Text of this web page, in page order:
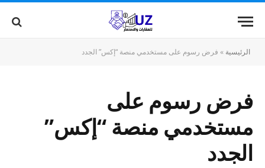
الرئيسية » فرض رسوم على مستخدمي منصة “إكس” الجدد
فرض رسوم على
مستخدمي منصة “إكس”
الجدد